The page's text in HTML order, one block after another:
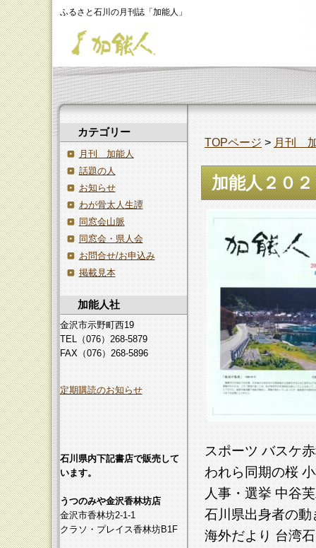
ふるさと石川の月刊誌「加能人」
TOPページ>月刊
加能人２０
スポーツ バスケ
われら同期の
人事・選挙 中
石川県出身
海外だより 台
カテゴリー
月刊 加能人
話題の人
お知らせ
わが骨太人生譚
同窓会山脈
同窓会・県人会
お問合せ/お申込み
掲載見本
加能人社
金沢市示野町西19
TEL（076）268-5879
FAX（076）268-5896
定期購読のお知らせ
石川県内下記書店で販売して
います。
うつのみや金沢香林坊店
金沢市香林坊2-1-1
クラソ・プレイス香林坊B1F